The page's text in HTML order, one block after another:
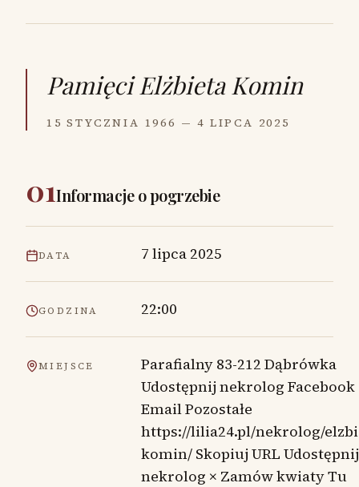
Pamięci Elżbieta Komin
15 STYCZNIA 1966 — 4 LIPCA 2025
01Informacje o pogrzebie
DATA 7 lipca 2025
GODZINA 22:00
MIEJSCE
Parafialny 83-212 Dąbrówka
Udostępnij nekrolog Facebook
Email Pozostałe
https://lilia24.pl/nekrolog/
komin/ Skopiuj URL Udostępnij
nekrolog × Zamów kwiaty Tu